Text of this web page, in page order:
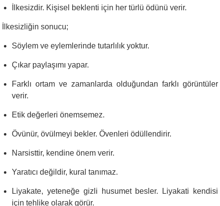
İlkesizdir. Kişisel beklenti için her türlü ödünü verir.
İlkesizliğin sonucu;
Söylem ve eylemlerinde tutarlılık yoktur.
Çıkar paylaşımı yapar.
Farklı ortam ve zamanlarda olduğundan farklı görüntüler
verir.
Etik değerleri önemsemez.
Övünür, övülmeyi bekler. Övenleri ödüllendirir.
Narsisttir, kendine önem verir.
Yaratıcı değildir, kural tanımaz.
Liyakate, yeteneğe gizli husumet besler. Liyakati kendisi
için tehlike olarak görür.